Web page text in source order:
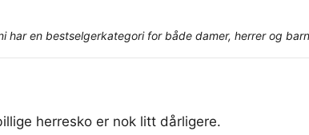
har en bestselgerkategori for både damer, herrer og
herresko er nok litt dårligere.